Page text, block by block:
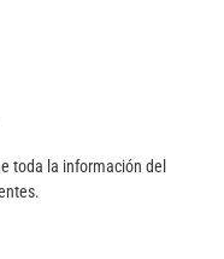
toda la información del